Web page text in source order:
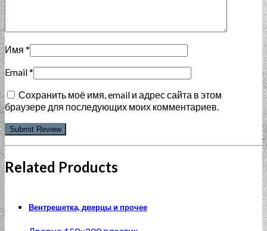
Имя *
Email*
Сохранить моё имя, email и адрес сайта в этом
браузере для последующих моих комментариев.
Related Products
Вентрешетка, дверцы и прочее